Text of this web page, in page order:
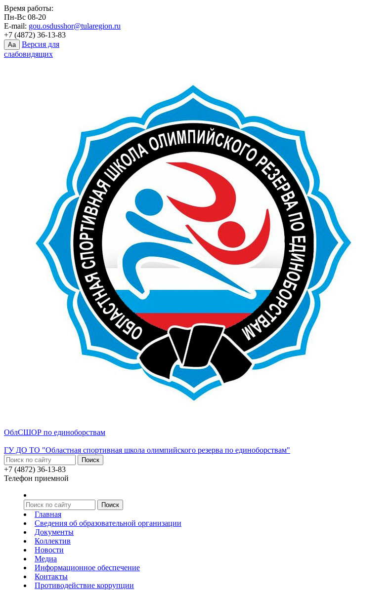
Время работы:
Пн-Вс 08-20
E-mail: gou.osdusshor@tularegion.ru
+7 (4872) 36-13-83
Aa
Версия для
слабовидящих
ОблСШОР по единоборствам
ГУ ДО ТО "Областная спортивная школа олимпийского резерва по единоборствам"
+7 (4872) 36-13-83
Телефон приемной
Главная
Сведения об образовательной организации
Документы
Коллектив
Новости
Медиа
Информационное обеспечение
Контакты
Противодействие коррупции